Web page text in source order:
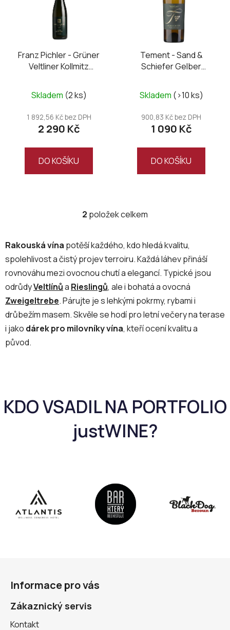
Franz Pichler - Grüner
Veltliner Kollmitz
Skladem (2 ks)
1 892,56 Kč bez DPH
2 290 Kč
DO KOŠÍKU
Tement - Sand &
Schiefer Gelber
MAGNUM
Skladem (>10 ks)
900,83 Kč bez DPH
1 090 Kč
DO KOŠÍKU
O
l
d
a
c
í
p
r
v
i
s
u
2 položek celkem
Rakouská vína potěší každého, kdo hledá kvalitu,
spolehlivost a čistý projev terroiru. Každá láhev přináší
rovnováhu mezi ovocnou chutí a elegancí. Typické jsou
odrůdyVeltlínůa Rieslingů, ale i bohatá a ovocná
Zweigeltrebe. Párujte je s lehkými pokrmy, rybami i
drůbežím masem. Skvěle se hodí pro letní večery na terase
i jako dárek pro milovníky vína, kteří ocení kvalitu a
původ.
Informace pro vás
Zákaznický servis
Kontakt